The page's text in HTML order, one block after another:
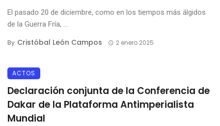
El pasado 20 de diciembre, como en los tiempos más álgidos
de la Guerra Fría, ...
By Cristóbal León Campos 2 enero 2025
ACTOS
Declaración conjunta de la Conferencia de
Dakar de la Plataforma Antimperialista
Mundial